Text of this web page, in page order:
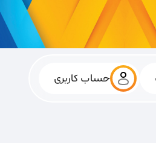
حساب کاربری